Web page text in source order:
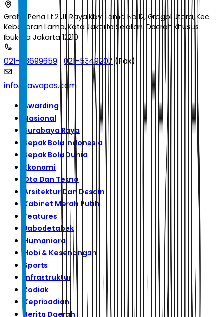
Graha Pena Lt.2 Jl. Raya Kby. Lama No.12, Grogol Utara, Kec.
Kebayoran Lama, Kota Jakarta Selatan, Daerah Khusus
Ibukota Jakarta 12210
021-53699659 | 021-5349207(Fax)
info@jawapos.com
Awarding
Nasional
Surabaya Raya
Sepak Bola Indonesia
Sepak Bola Dunia
Ekonomi
Oto Dan Tekno
Arsitektur Dan Desain
Kabinet Merah Putih
Features
Jabodetabek
Humaniora
Hobi & Kesenangan
Sports
Infrastruktur
Zodiak
Kepribadian
Berita Daerah